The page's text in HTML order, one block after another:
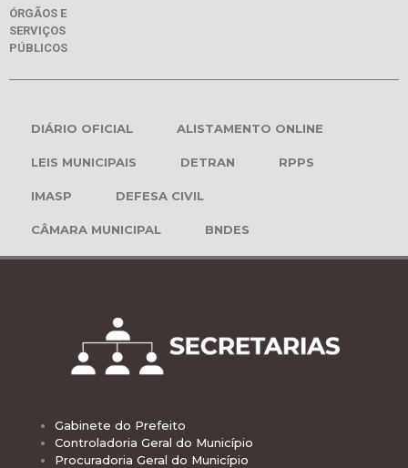
ÓRGÃOS E
SERVIÇOS
PÚBLICOS
DIÁRIO OFICIAL ALISTAMENTO ONLINE
LEIS MUNICIPAIS DETRAN RPPS
IMASP DEFESA CIVIL
CÂMARA MUNICIPAL BNDES
Gabinete do Prefeito
Controladoria Geral do Município
Procuradoria Geral do Município